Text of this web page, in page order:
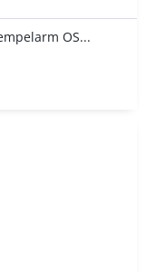
OS...